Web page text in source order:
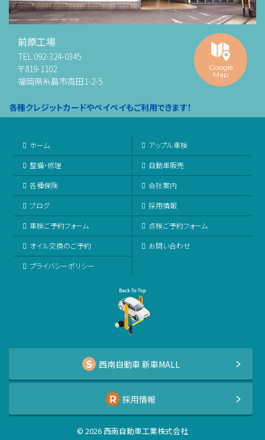
前原工場
TEL.092-324-0345
〒819-1102
福岡県糸島市高田1-2-5
Google
Map
各種クレジットカードやペイペイもご利用できます！
ホーム
アップル車検
整備・修理
自動車販売
各種保険
会社案内
ブログ
採用情報
車検ご予約フォーム
点検ご予約フォーム
オイル交換のご予約
お問い合わせ
プライバシーポリシー
西南自動車 新車MALL
採用情報
© 2026 西南自動車工業株式会社